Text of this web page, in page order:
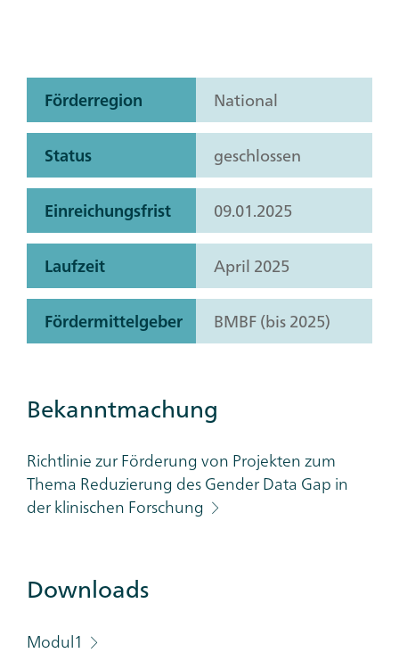
Förderregion
National
Status
geschlossen
Einreichungsfrist
09.01.2025
Laufzeit
April 2025
Fördermittelgeber
BMBF (bis 2025)
Bekanntmachung
Richtlinie zur Förderung von Projekten zum
Thema Reduzierung des Gender Data Gap in
der klinischen Forschung
Downloads
Modul1